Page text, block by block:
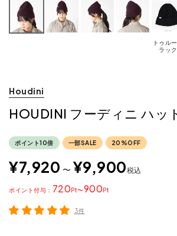
トゥル
ラック
Houdini
HOUDINI フーディニ ハッ
ポイント10倍 一部SALE 20%OFF
¥7,920 〜 ¥9,900税込
720 〜900
ポイント
3件